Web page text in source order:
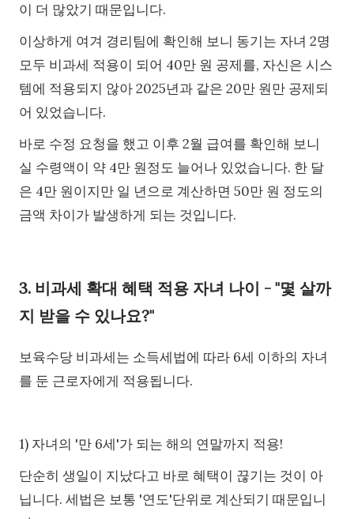
이 더 많았기 때문입니다.
이상하게 여겨 경리팀에 확인해 보니 동기는 자녀 2명
모두 비과세 적용이 되어 40만 원 공제를, 자신은 시스
템에 적용되지 않아 2025년과 같은 20만 원만 공제되
어 있었습니다.
바로 수정 요청을 했고 이후 2월 급여를 확인해 보니
실 수령액이 약 4만 원정도 늘어나 있었습니다. 한 달
은 4만 원이지만 일 년으로 계산하면 50만 원 정도의
금액 차이가 발생하게 되는 것입니다.
3. 비과세 확대 혜택 적용 자녀 나이 - "몇 살까
지 받을 수 있나요?"
보육수당 비과세는 소득세법에 따라 6세 이하의 자녀
를 둔 근로자에게 적용됩니다.
1) 자녀의 '만 6세'가 되는 해의 연말까지 적용!
단순히 생일이 지났다고 바로 혜택이 끊기는 것이 아
닙니다. 세법은 보통 '연도'단위로 계산되기 때문입니